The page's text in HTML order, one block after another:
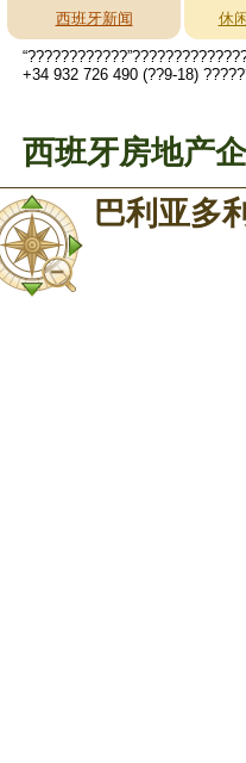
西班牙新闻 休
+34 932 726 490 (??9-18)
西班牙房地产
巴利亚多